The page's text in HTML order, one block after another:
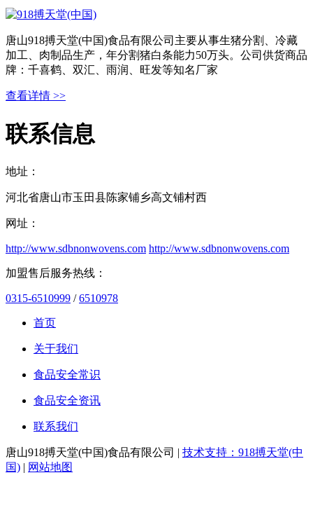
唐山918搏天堂(中国)食品有限公司主要从事生猪分割、冷藏
加工、肉制品生产，年分割猪白条能力50万头。公司供货商品
牌：千喜鹤、双汇、雨润、旺发等知名厂家
查看详情 >>
联系信息
地址：
河北省唐山市玉田县陈家铺乡高文铺村西
网址：
http://www.sdbnonwovens.com http://www.sdbnonwovens.com
加盟售后服务热线：
0315-6510999 /6510978
首页
关于我们
食品安全常识
食品安全资讯
联系我们
唐山918搏天堂(中国)食品有限公司 | 技术支持：918搏天堂(中
国) | 网站地图